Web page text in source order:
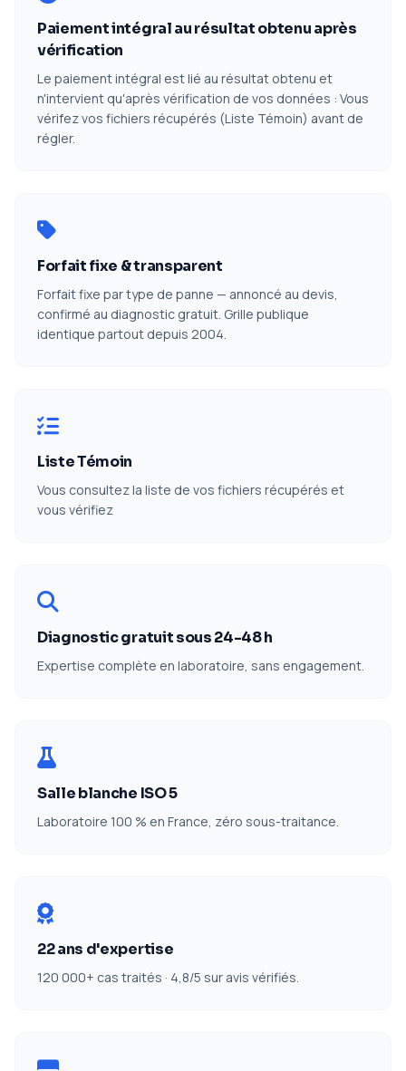
Paiement intégral au résultat obtenu après
vérification
Le paiement intégral est lié au résultat obtenu et
n'intervient qu'après vérification de vos données : Vous
vérifez vos fichiers récupérés (Liste Témoin) avant de
régler.
Forfait fixe & transparent
Forfait fixe par type de panne — annoncé au devis,
confirmé au diagnostic gratuit. Grille publique
identique partout depuis 2004.
Liste Témoin
Vous consultez la liste de vos fichiers récupérés et
vous vérifiez
Diagnostic gratuit sous 24-48 h
Expertise complète en laboratoire, sans engagement.
Salle blanche ISO 5
Laboratoire 100 % en France, zéro sous-traitance.
22 ans d'expertise
120 000+ cas traités · 4,8/5 sur avis vérifiés.